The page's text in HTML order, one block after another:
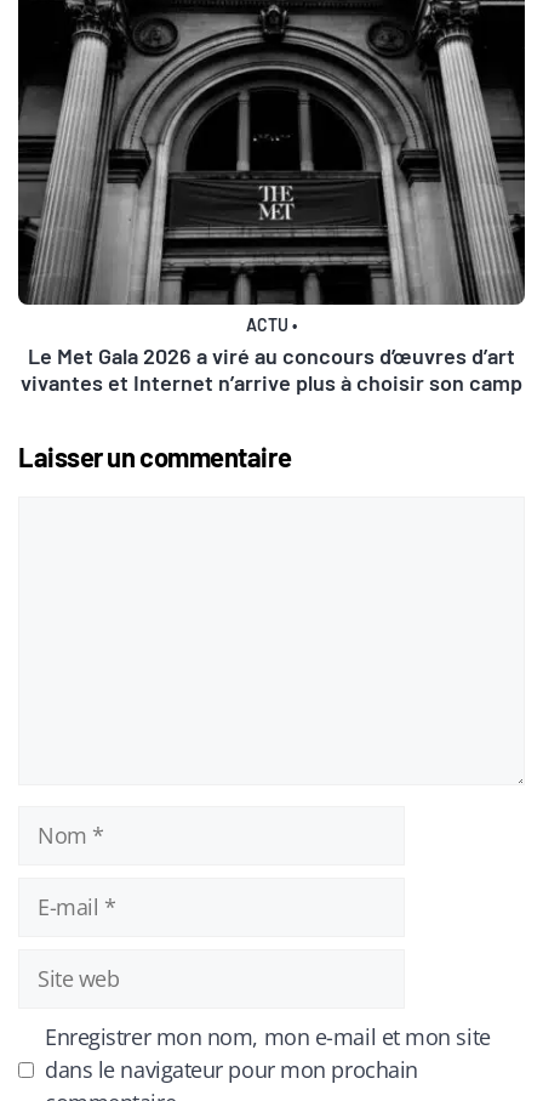
ACTU •
Le Met Gala 2026 a viré au concours d’œuvres d’art
vivantes et Internet n’arrive plus à choisir son camp
Laisser un commentaire
Nom
mail
Site
web
Enregistrer mon nom, mon e-mail et mon site
dans le navigateur pour mon prochain